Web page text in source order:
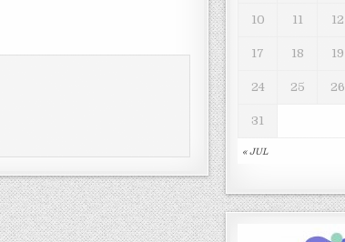
« JUL
10 11 12
17 18 19
24 25 26
31